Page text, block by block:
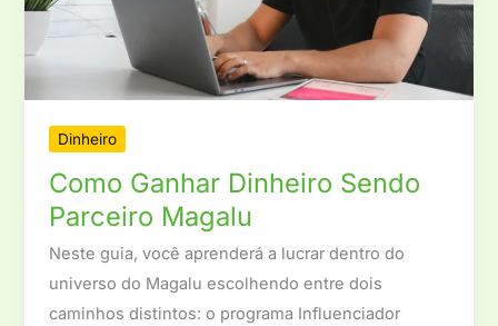
Dinheiro
Como Ganhar Dinheiro Sendo
Parceiro Magalu
Neste guia, você aprenderá a lucrar dentro do
universo do Magalu escolhendo entre dois
caminhos distintos: o programa Influenciador